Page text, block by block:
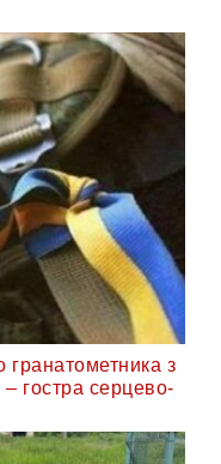
гранатометника з
гостра серцево-